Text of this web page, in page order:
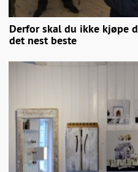
Derfor skal du ikke kjøpe
det nest beste